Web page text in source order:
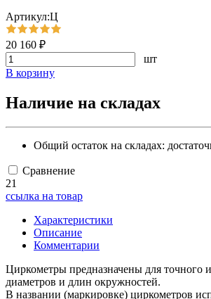
Артикул:Ц
20 160 ₽
шт
В корзину
Наличие на складах
Общий остаток на складах:
Сравнение
21
ссылка на товар
Характеристики
Описание
Комментарии
Циркометры предназначены для точного
диаметров и длин окружностей.
В названии (маркировке) циркометров